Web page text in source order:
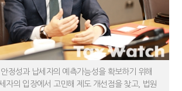
정성과 납세자의 예측가능성을 확보하기 위해
자의 입장에서 고민해 제도 개선점을 찾고, 법원